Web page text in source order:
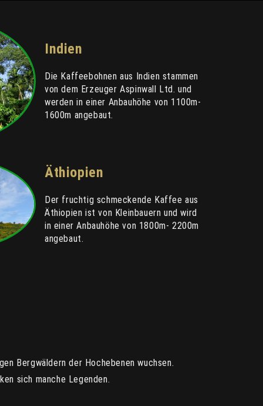
Indien
Die Kaffeebohnen aus Indien stammen
von dem Erzeuger Aspinwall Ltd. und
werden in einer Anbauhöhe von 1100m-
1600m angebaut.
Äthiopien
Der fruchtig schmeckende Kaffee aus
Äthiopien ist von Kleinbauern und wird
in einer Anbauhöhe von 1800m- 2200m
angebaut.
Bergwäldern der Hochebenen wuchsen.
sich manche Legenden.